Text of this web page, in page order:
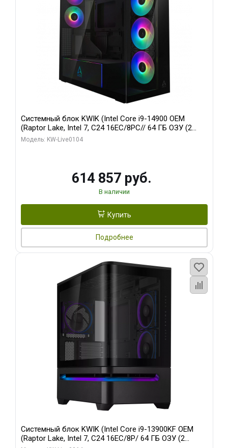
Системный блок KWIK (Intel Core i9-14900 OEM
(Raptor Lake, Intel 7, C24 16EC/8PC// 64 ГБ ОЗУ (2
модуля)/ Afox RTX4090 24GB GDDR6X 384-Bit 3xDP
Модель: KW-Live0104
614 857 руб.
В наличии
Купить
Подробнее
Системный блок KWIK (Intel Core i9-13900KF OEM
(Raptor Lake, Intel 7, C24 16EC/8P/ 64 ГБ ОЗУ (2